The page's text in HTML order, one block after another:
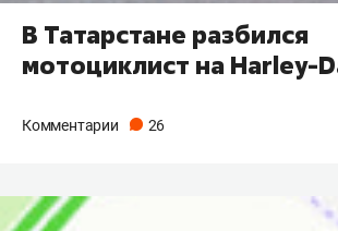
В Татарстане разбился
мотоциклист на Harley-
Комментарии 26